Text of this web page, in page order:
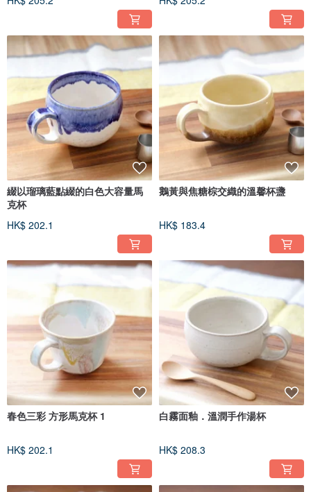
綴以瑠璃藍點綴的白色大容量馬
克杯
HK$ 202.1
鵝黃與焦糖棕交織的溫馨杯盞
HK$ 183.4
春色三彩 方形馬克杯 1
HK$ 202.1
白霧面釉．溫潤手作湯杯
HK$ 208.3